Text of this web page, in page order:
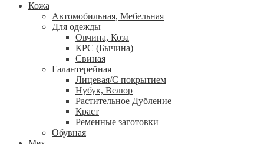
Кожа
Автомобильная, Мебельная
Для одежды
Овчина, Коза
КРС (Бычина)
Свиная
Галантерейная
Лицевая/С покрытием
Нубук, Велюр
Растительное Дубление
Краст
Ременные заготовки
Обувная